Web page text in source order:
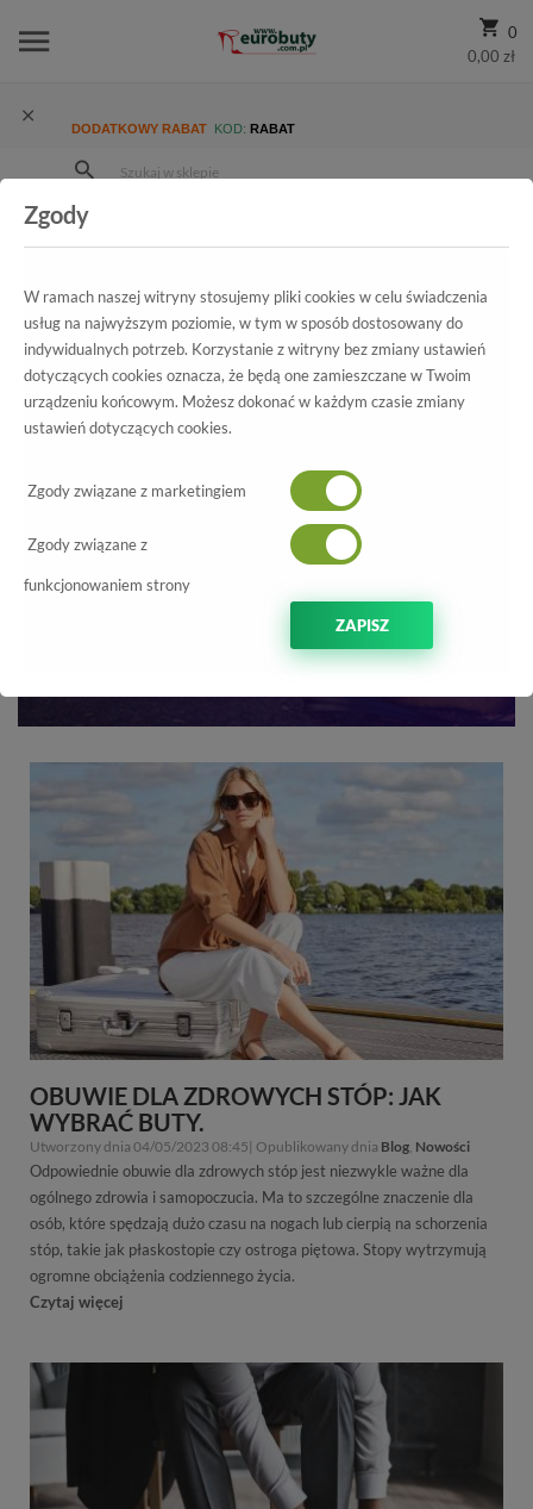
0
0,00 zł
DODATKOWY RABAT KOD: RABAT
07/08/2026 12:33
BLOG
OBUWIE DLA ZDROWYCH STÓP: JAK
WYBRAĆ BUTY.
Utworzony dnia 04/05/2023 08:45| Opublikowany dnia Blog, Nowości
Odpowiednie obuwie dla zdrowych stóp jest niezwykle ważne dla
ogólnego zdrowia i samopoczucia. Ma to szczególne znaczenie dla
osób, które spędzają dużo czasu na nogach lub cierpią na schorzenia
stóp, takie jak płaskostopie czy ostroga piętowa. Stopy wytrzymują
ogromne obciążenia codziennego życia.
Czytaj więcej
Zgody
W ramach naszej witryny stosujemy pliki cookies w celu świadczenia
usług na najwyższym poziomie, w tym w sposób dostosowany do
indywidualnych potrzeb. Korzystanie z witryny bez zmiany ustawień
dotyczących cookies oznacza, że będą one zamieszczane w Twoim
urządzeniu końcowym. Możesz dokonać w każdym czasie zmiany
ustawień dotyczących cookies.
Zgody związane z marketingiem
Zgody związane z
funkcjonowaniem strony
ZAPISZ